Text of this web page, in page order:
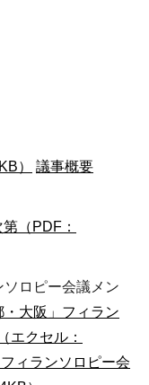
）
議事概要
第（PDF：
ソロピー会議メン
・大阪」フィラン
エクセル：
ィランソロピー会